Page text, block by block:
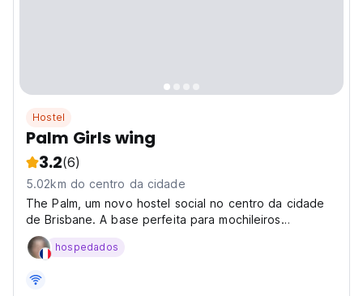
Hostel
Palm Girls wing
3.2(6)
5.02km do centro da cidade
The Palm, um novo hostel social no centro da cidade
de Brisbane. A base perfeita para mochileiros
explorarem a cidade e a beleza natural de Queensland
e conhecerem outros viajantes. (Auto-translated from
hospedados